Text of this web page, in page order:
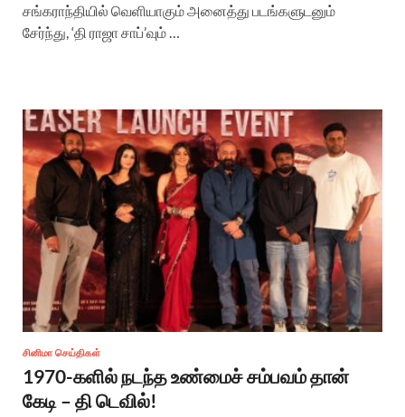
சங்கராந்தியில் வெளியாகும் அனைத்து படங்களுடனும்
சேர்ந்து, ‘தி ராஜா சாப்’வும் …
சினிமா செய்திகள்
1970-களில் நடந்த உண்மைச் சம்பவம் தான்
கேடி – தி டெவில்!